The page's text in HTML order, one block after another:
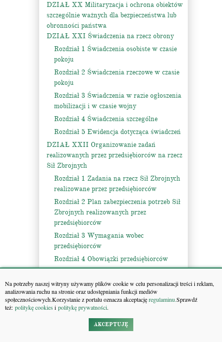
Na potrzeby naszej witryny używamy plików cookie w celu personalizacji treści i reklam,
analizowania ruchu na stronie oraz udostępniania funkcji mediów
społecznościowych.Korzystanie z portalu oznacza akceptacjęregulaminu.Sprawdź
też: politykę cookiesi politykę prywatności.
AKCEPTUJĘ
DZIAŁ XX Militaryzacja i ochrona obiektów
szczególnie ważnych dla bezpieczeństwa lub
obronności państwa
DZIAŁ XXI Świadczenia na rzecz obrony
Rozdział 1 Świadczenia osobiste w czasie
pokoju
Rozdział 2 Świadczenia rzeczowe w czasie
pokoju
Rozdział 3 Świadczenia w razie ogłoszenia
mobilizacji i w czasie wojny
Rozdział 4 Świadczenia szczególne
Rozdział 5 Ewidencja dotycząca świadczeń
DZIAŁ XXII Organizowanie zadań
realizowanych przez przedsiębiorców na rzecz
Sił Zbrojnych
Rozdział 1 Zadania na rzecz Sił Zbrojnych
realizowane przez przedsiębiorców
Rozdział 2 Plan zabezpieczenia potrzeb Sił
Zbrojnych realizowanych przez
przedsiębiorców
Rozdział 3 Wymagania wobec
przedsiębiorców
Rozdział 4 Obowiązki przedsiębiorców
Sił Zbrojnych
Rozdział 6 Nadzór i kontrola
DZIAŁ XXIII Udzielanie zgody obywatelom
polskim na służbę w obcym wojsku lub obcej
organizacji wojskowej